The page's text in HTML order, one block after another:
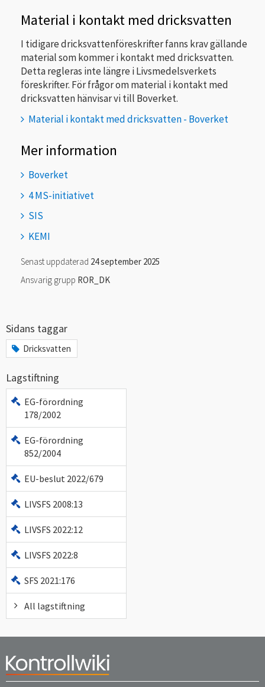
Material i kontakt med dricksvatten
I tidigare dricksvattenföreskrifter fanns krav gällande
material som kommer i kontakt med dricksvatten.
Detta regleras inte längrei Livsmedelsverkets
föreskrifter. För frågor om material i kontakt med
dricksvatten hänvisar vi till Boverket.
Material i kontakt med dricksvatten - Boverket
Mer information
Boverket
4 MS-initiativet
SIS
KEMI
Senast uppdaterad 24 september 2025
Ansvarig grupp ROR_DK
Sidans taggar
Dricksvatten
Lagstiftning
EG-förordning
178/2002
EG-förordning
852/2004
EU-beslut 2022/679
LIVSFS 2008:13
LIVSFS 2022:12
LIVSFS 2022:8
SFS 2021:176
All lagstiftning